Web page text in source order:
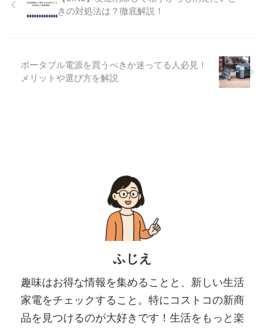
きの対処法は？徹底解説！
ポータブル電源を買うべきか迷ってる人必見！
メリットや選び方を解説
ふじえ
趣味はお得な情報を集めることと、新しい生活
家電をチェックすること。特にコストコの新商
品を見つけるのが大好きです！生活をもっと楽